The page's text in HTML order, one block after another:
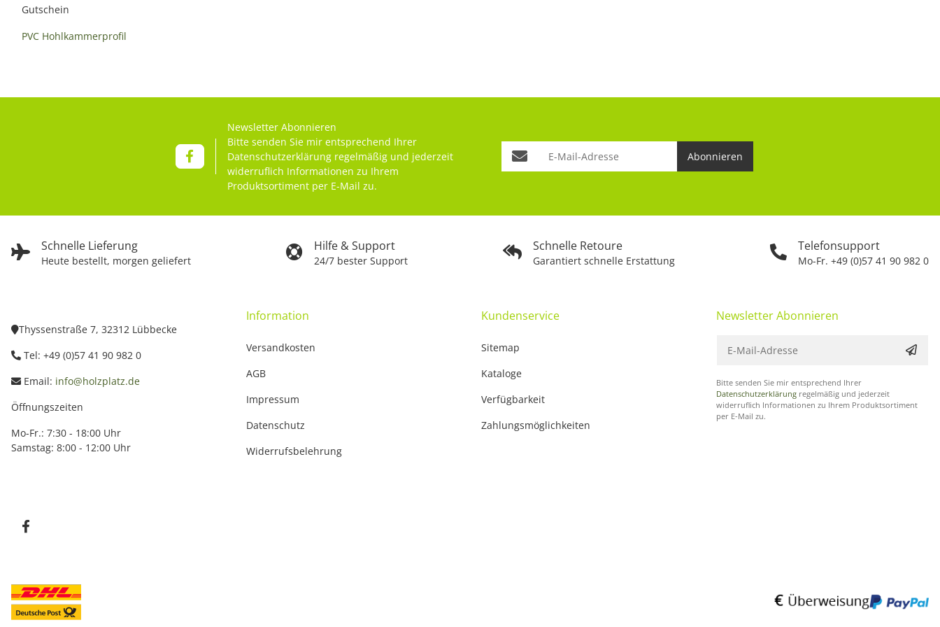
Gutschein
PVC Hohlkammerprofil
Schnelle Lieferung
Heute bestellt, morgen geliefert
Hilfe & Support
24/7 bester Support
Schnelle Retoure
Garantiert schnelle Erstattung
Telefonsupport
Mo-Fr. +49 (0)57 41 90 982 0
Newsletter Abonnieren
Bitte senden Sie mir entsprechend Ihrer
Datenschutzerklärung regelmäßig und jederzeit
widerruflich Informationen zu Ihrem
Produktsortiment per E-Mail zu.
Abonnieren
Thyssenstraße 7, 32312 Lübbecke
Tel: +49 (0)57 41 90 982 0
Email: info@holzplatz.de
Öffnungszeiten
Mo-Fr.: 7:30 - 18:00 Uhr
Samstag: 8:00 - 12:00 Uhr
Information
Versandkosten
AGB
Impressum
Datenschutz
Widerrufsbelehrung
Kundenservice
Sitemap
Kataloge
Verfügbarkeit
Zahlungsmöglichkeiten
Newsletter Abonnieren
Bitte senden Sie mir entsprechend Ihrer
Datenschutzerklärung regelmäßig und jederzeit
widerruflich Informationen zu Ihrem Produktsortiment
per E-Mail zu.